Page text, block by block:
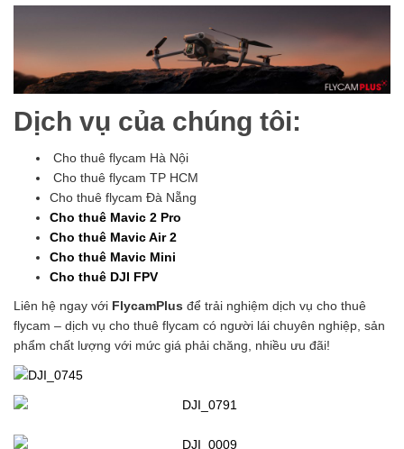
Dịch vụ của chúng tôi:
Cho thuê flycam Hà Nội
Cho thuê flycam TP HCM
Cho thuê flycam Đà Nẵng
Cho thuê Mavic 2 Pro
Cho thuê Mavic Air 2
Cho thuê Mavic Mini
Cho thuê DJI FPV
Liên hệ ngay với FlycamPlus để trải nghiệm dịch vụ cho thuê
flycam – dịch vụ cho thuê flycam có người lái chuyên nghiệp, sản
phẩm chất lượng với mức giá phải chăng, nhiều ưu đãi!